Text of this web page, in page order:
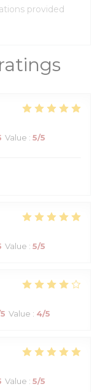
Value : 5/5
Value : 5/5
Value : 4/5
Value : 5/5
provided